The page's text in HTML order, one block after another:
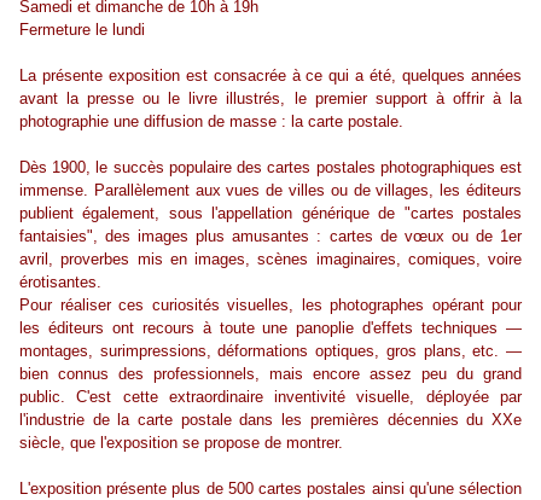
Samedi et dimanche de 10h à 19h
Fermeture le lundi
La présente exposition est consacrée à ce qui a été, quelques années
avant la presse ou le livre illustrés, le premier support à offrir à la
photographie une diffusion de masse : la carte postale.
Dès 1900, le succès populaire des cartes postales photographiques est
immense. Parallèlement aux vues de villes ou de villages, les éditeurs
publient également, sous l'appellation générique de "cartes postales
fantaisies", des images plus amusantes : cartes de vœux ou de 1er
avril, proverbes mis en images, scènes imaginaires, comiques, voire
érotisantes.
Pour réaliser ces curiosités visuelles, les photographes opérant pour
les éditeurs ont recours à toute une panoplie d'effets techniques —
montages, surimpressions, déformations optiques, gros plans, etc. —
bien connus des professionnels, mais encore assez peu du grand
public. C'est cette extraordinaire inventivité visuelle, déployée par
l'industrie de la carte postale dans les premières décennies du XXe
siècle, que l'exposition se propose de montrer.
L'exposition présente plus de 500 cartes postales ainsi qu'une sélection